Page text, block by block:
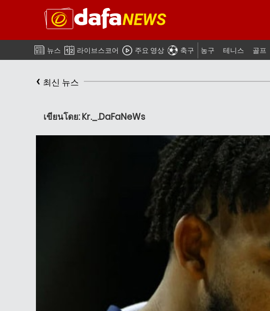
뉴스 라이브스코어 주요 영상 축구 농구 테니스 골프
‹ 최신 뉴스
เขียนโดย: Kr._.DaFaNeWs